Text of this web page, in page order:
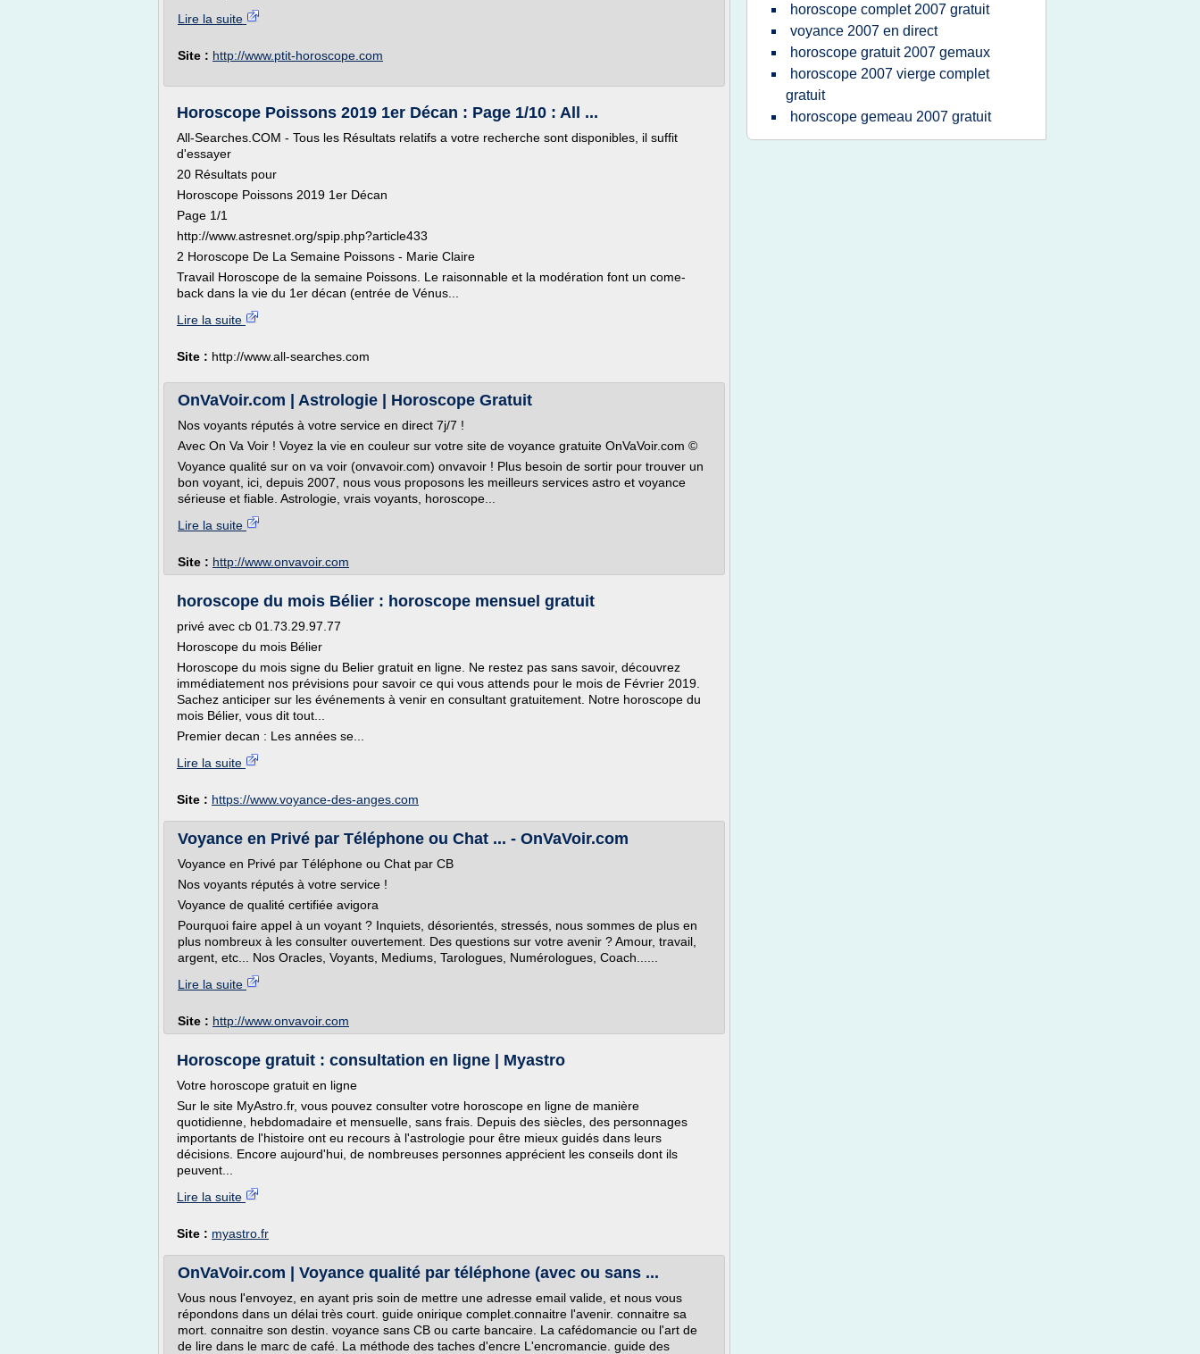
Lire la suite
Site : http://www.ptit-horoscope.com
Horoscope Poissons 2019 1er Décan : Page 1/10 : All ...
All-Searches.COM - Tous les Résultats relatifs a votre recherche sont disponibles, il suffit
d'essayer
20 Résultats pour
Horoscope Poissons 2019 1er Décan
Page 1/1
http://www.astresnet.org/spip.php?article433
2 Horoscope De La Semaine Poissons - Marie Claire
Travail Horoscope de la semaine Poissons. Le raisonnable et la modération font un come-
back dans la vie du 1er décan (entrée de Vénus...
Lire la suite
Site : http://www.all-searches.com
OnVaVoir.com | Astrologie | Horoscope Gratuit
Nos voyants réputés à votre service en direct 7j/7 !
Avec On Va Voir ! Voyez la vie en couleur sur votre site de voyance gratuite OnVaVoir.com ©
Voyance qualité sur on va voir (onvavoir.com) onvavoir ! Plus besoin de sortir pour trouver un
bon voyant, ici, depuis 2007, nous vous proposons les meilleurs services astro et voyance
sérieuse et fiable. Astrologie, vrais voyants, horoscope...
Lire la suite
Site : http://www.onvavoir.com
horoscope du mois Bélier : horoscope mensuel gratuit
privé avec cb 01.73.29.97.77
Horoscope du mois Bélier
Horoscope du mois signe du Belier gratuit en ligne. Ne restez pas sans savoir, découvrez
immédiatement nos prévisions pour savoir ce qui vous attends pour le mois de Février 2019.
Sachez anticiper sur les événements à venir en consultant gratuitement. Notre horoscope du
mois Bélier, vous dit tout...
Premier decan : Les années se...
Lire la suite
Site : https://www.voyance-des-anges.com
Voyance en Privé par Téléphone ou Chat ... - OnVaVoir.com
Voyance en Privé par Téléphone ou Chat par CB
Nos voyants réputés à votre service !
Voyance de qualité certifiée avigora
Pourquoi faire appel à un voyant ? Inquiets, désorientés, stressés, nous sommes de plus en
plus nombreux à les consulter ouvertement. Des questions sur votre avenir ? Amour, travail,
argent, etc... Nos Oracles, Voyants, Mediums, Tarologues, Numérologues, Coach......
Lire la suite
Site : http://www.onvavoir.com
Horoscope gratuit : consultation en ligne | Myastro
Votre horoscope gratuit en ligne
Sur le site MyAstro.fr, vous pouvez consulter votre horoscope en ligne de manière
quotidienne, hebdomadaire et mensuelle, sans frais. Depuis des siècles, des personnages
importants de l'histoire ont eu recours à l'astrologie pour être mieux guidés dans leurs
décisions. Encore aujourd'hui, de nombreuses personnes apprécient les conseils dont ils
peuvent...
Lire la suite
Site : myastro.fr
OnVaVoir.com | Voyance qualité par téléphone (avec ou sans ...
Vous nous l'envoyez, en ayant pris soin de mettre une adresse email valide, et nous vous
répondons dans un délai très court. guide onirique complet.connaitre l'avenir. connaitre sa
mort. connaitre son destin. voyance sans CB ou carte bancaire. La cafédomancie ou l'art de
de lire dans le marc de café. La méthode des taches d'encre L'encromancie. guide des
horoscope complet 2007 gratuit
voyance 2007 en direct
horoscope gratuit 2007 gemaux
horoscope 2007 vierge complet
gratuit
horoscope gemeau 2007 gratuit